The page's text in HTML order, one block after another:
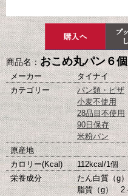
商品名：おこめ丸パン６
メーカー
タイナイ
カテゴリー
パン類・ピザ
小麦不使用
28品目不使用
90日保存
米粉パン
原産地
カロリー(Kcal)
112kcal/1個
栄養成分
たん白質（g
脂質（g）